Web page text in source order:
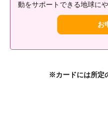
動をサポートできる地球に
お
※カードには所定